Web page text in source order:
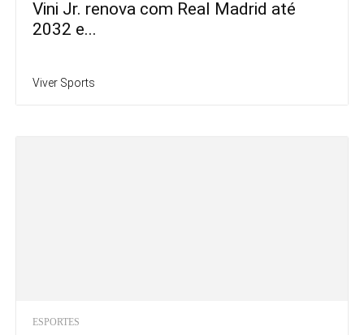
Vini Jr. renova com Real Madrid até
2032 e...
Viver Sports
ESPORTES